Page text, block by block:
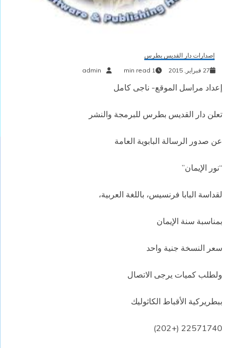
إصدارات دار القديس بطرس
27 فبراير, 2015
1 min read
admin
إعداد مراسل الموقع- ناجى كامل
تعلن دار القديس بطرس للبرمجة والنشر
عن صدور الرسالة البابوية العامة
“نور الإيمان”
لقداسة البابا فرنسيس، باللغة العربية،
بمناسبة سنة الإيمان
سعر النسخة جنية واحد
ولطلب كميات يرجى الاتصال
ببطريركية الأقباط الكاثوليك
22571740 (+202)